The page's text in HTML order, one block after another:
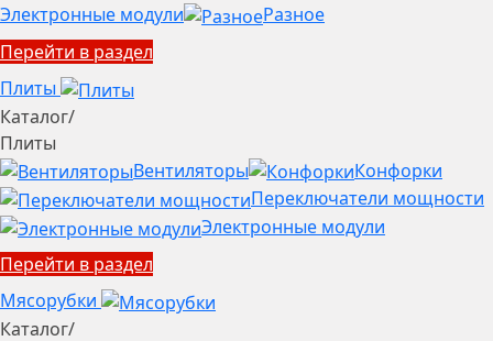
Электронные модули
Разное
Перейти в раздел
Плиты
Каталог/
Плиты
Вентиляторы
Конфорки
Переключатели мощности
Электронные модули
Перейти в раздел
Мясорубки
Каталог/